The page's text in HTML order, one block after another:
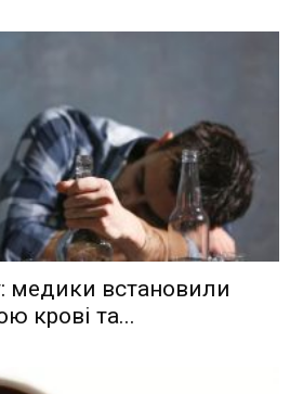
медики встановили
крові та...